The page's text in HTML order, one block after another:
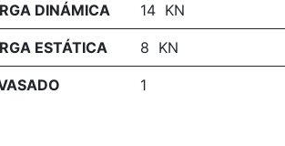
DINÁMICA 14 KN
ESTÁTICA 8 KN
1